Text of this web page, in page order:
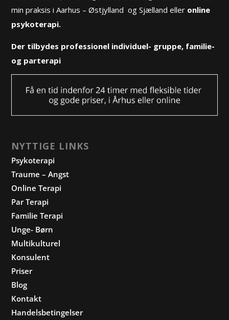
min praksis i Aarhus – Østjylland og Sjælland eller online
psykoterapi.
Der tilbydes professionel individuel- gruppe, familie-
og parterapi
NYTTIGE LINKS
Psykoterapi
Traume – Angst
Online Terapi
Par Terapi
Familie Terapi
Unge- Børn
Multikulturel
Konsulent
Priser
Blog
Kontakt
Handelsbetingelser